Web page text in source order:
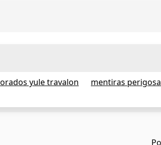
yule travalon mentiras